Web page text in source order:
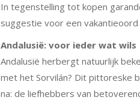
In tegenstelling tot kopen
suggestie voor een
Andalusië: voor ieder wat wils
Andalusië herbergt natuurlijk
met het Sorvilán? Dit pittoreske
na: de liefhebbers van